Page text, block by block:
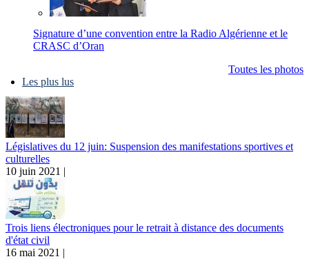
Signature d’une convention entre la Radio Algérienne et le
CRASC d’Oran
Toutes les photos
Les plus lus
Législatives du 12 juin: Suspension des manifestations sportives et
culturelles
10 juin 2021 |
Trois liens électroniques pour le retrait à distance des documents
d'état civil
16 mai 2021 |